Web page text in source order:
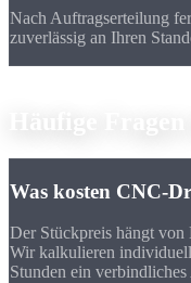
Nach Auftragserteilung
zuverlässig an Ihren
Was kosten CNC-
Der Stückpreis hängt
Wir kalkulieren
Stunden ein